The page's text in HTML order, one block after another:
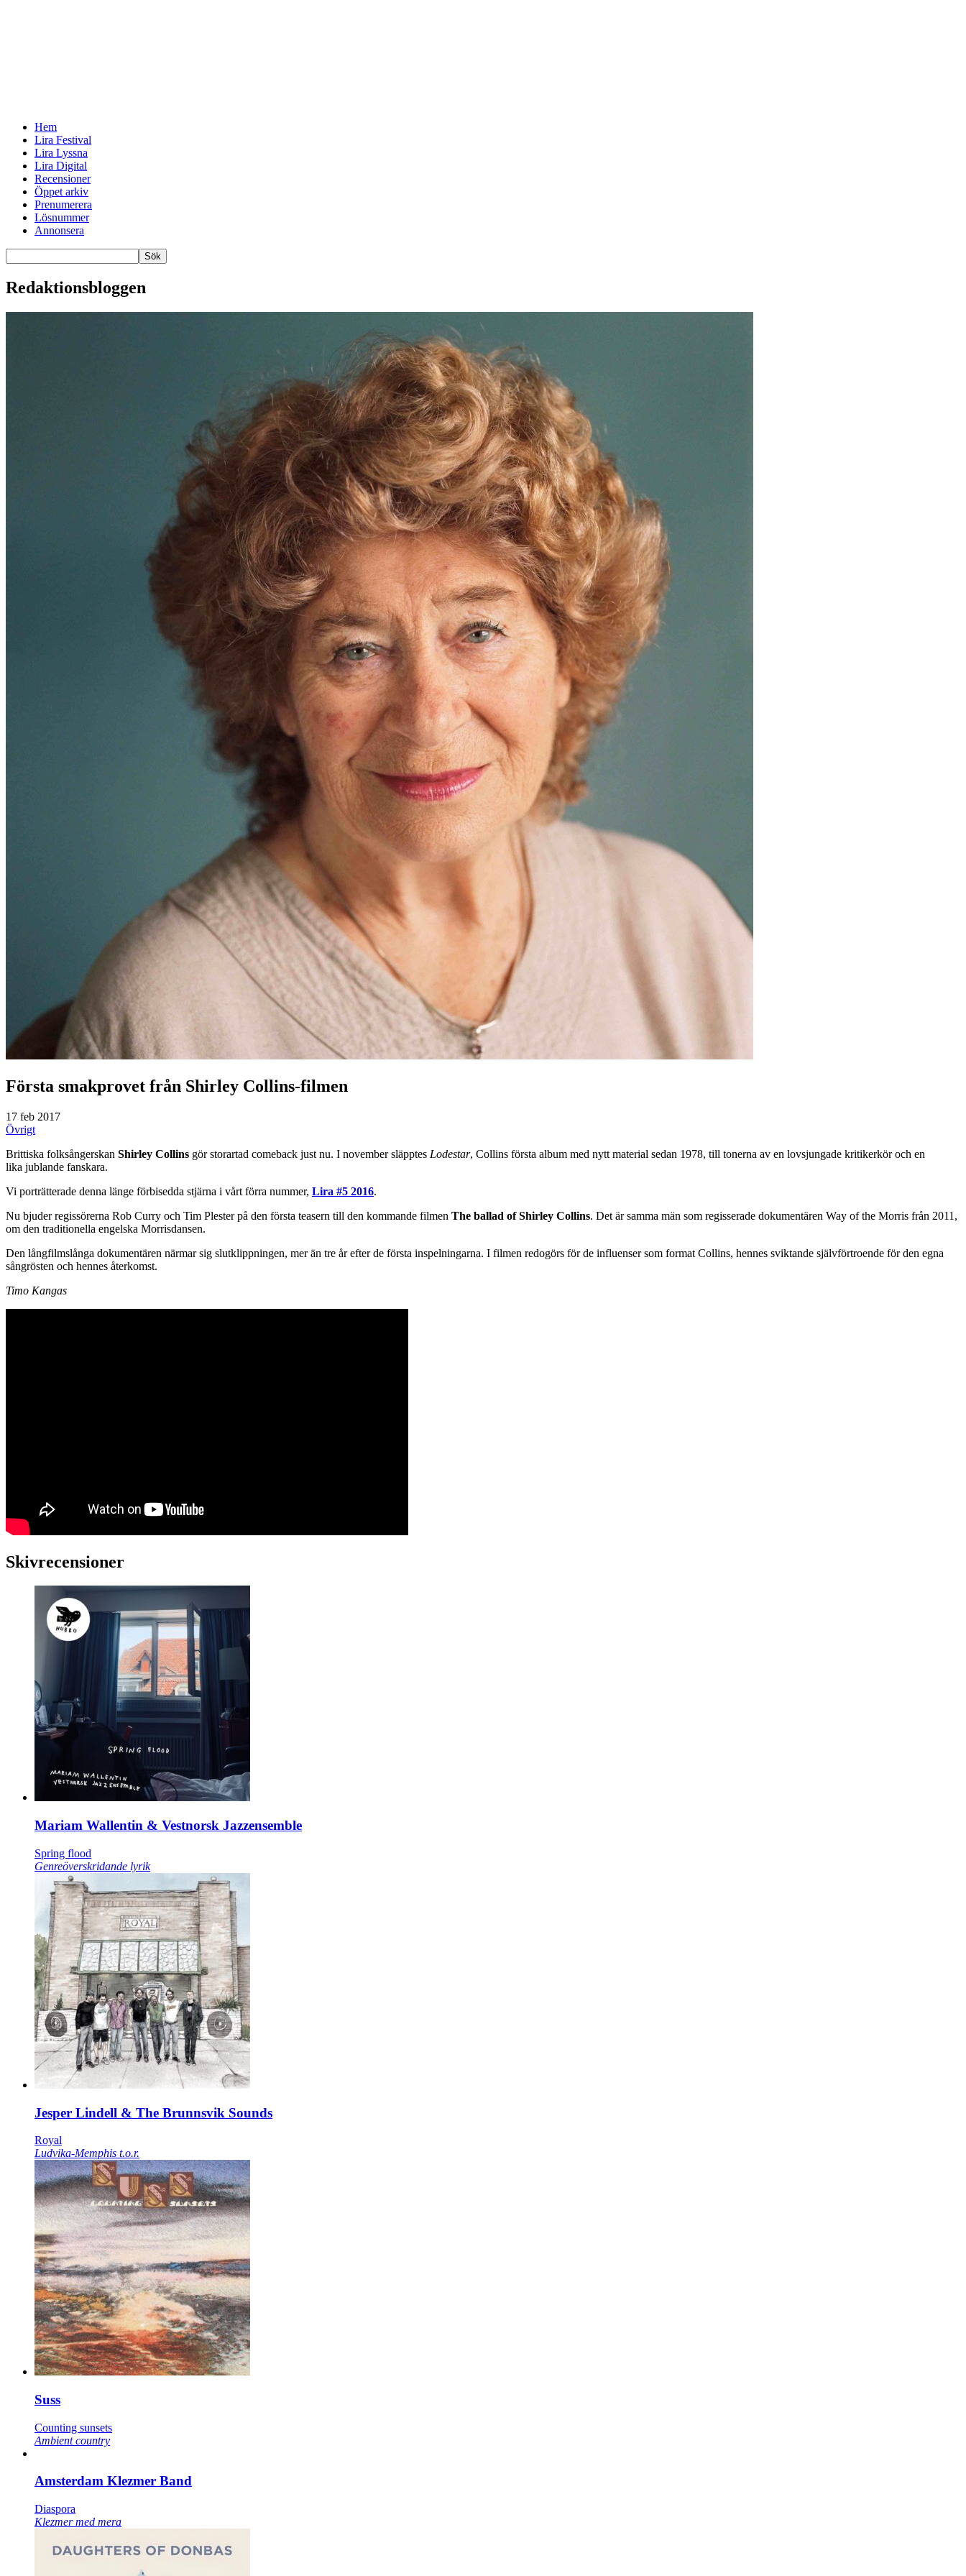
Hem
Lira Festival
Lira Lyssna
Lira Digital
Recensioner
Öppet arkiv
Prenumerera
Lösnummer
Annonsera
Redaktionsbloggen
Första smakprovet från Shirley Collins-filmen
17 feb 2017
Övrigt
Brittiska folksångerskan Shirley Collins gör storartad comeback just nu. I november släpptes Lodestar, Collins första album med nytt material sedan 1978, till tonerna av en lovsjungade kritikerkör och en
lika jublande fanskara.
Vi porträtterade denna länge förbisedda stjärna i vårt förra nummer, Lira #5 2016.
Nu bjuder regissörerna Rob Curry och Tim Plester på den första teasern till den kommande filmen The ballad of Shirley Collins. Det är samma män som regisserade dokumentären Way of the Morris från 2011,
om den traditionella engelska Morrisdansen.
Den långfilmslånga dokumentären närmar sig slutklippningen, mer än tre år efter de första inspelningarna. I filmen redogörs för de influenser som format Collins, hennes sviktande självförtroende för den egna
sångrösten och hennes återkomst.
Timo Kangas
Skivrecensioner
Mariam Wallentin & Vestnorsk Jazzensemble
Spring flood
Genreöverskridande lyrik
Jesper Lindell & The Brunnsvik Sounds
Royal
Ludvika-Memphis t.o.r.
Suss
Counting sunsets
Ambient country
Amsterdam Klezmer Band
Diaspora
Klezmer med mera